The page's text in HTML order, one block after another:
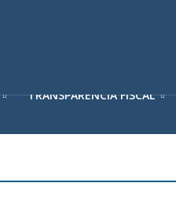
TRANSPARENCIA FISCAL